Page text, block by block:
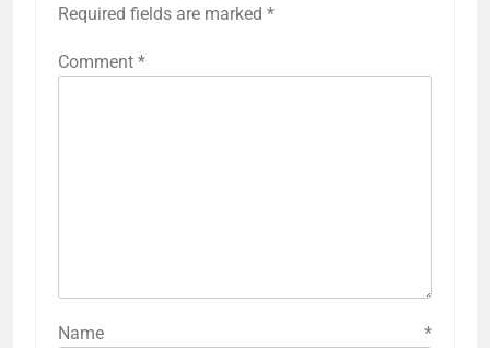
Required fields are marked *
Comment *
Name *